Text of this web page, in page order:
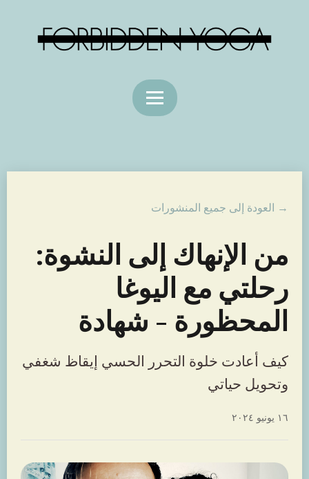
→ العودة إلى جميع المنشورات
من الإنهاك إلى النشوة:
رحلتي مع اليوغا
المحظورة - شهادة
كيف أعادت خلوة التحرر الحسي إيقاظ شغفي
وتحويل حياتي
١٦ يونيو ٢٠٢٤